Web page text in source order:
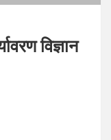
विज्ञान